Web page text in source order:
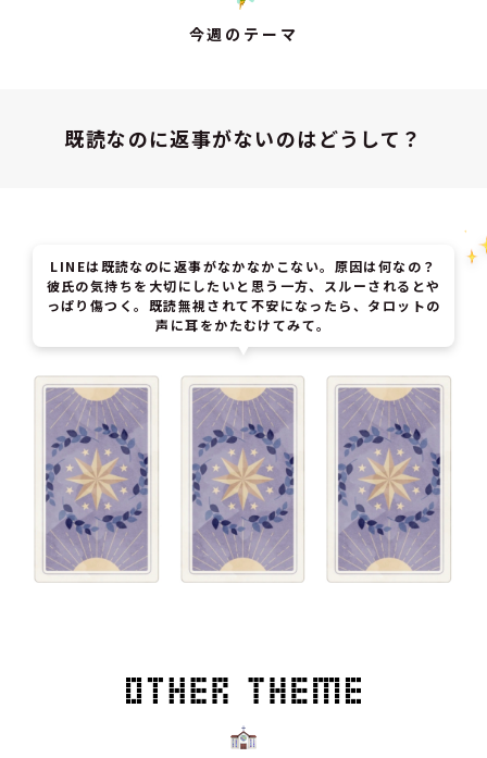
今週のテーマ
既読なのに返事がないのはどうして？
LINEは既読なのに返事がなかなかこない。原因は何なの？
彼氏の気持ちを大切にしたいと思う一方、スルーされるとや
っぱり傷つく。既読無視されて不安になったら、タロットの
声に耳をかたむけてみて。